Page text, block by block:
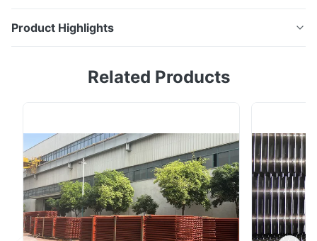
Product Highlights
Primaire Oververhitter ABS, BV, GL, DNV,
TP347H, TP316Ti, 904L, 317L, TP310S, TP310H-
Roestvrij staalnaadloze buis met Willekeurige Lengte.
Zhangjiagang ...
Related Products